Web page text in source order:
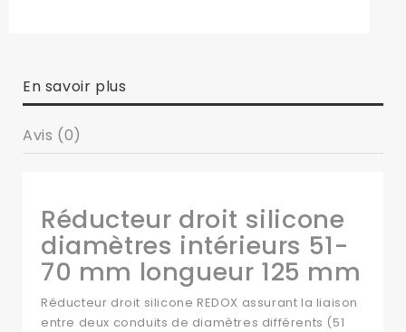
En savoir plus
Avis (0)
Réducteur droit silicone
diamètres intérieurs 51-
70 mm longueur 125 mm
Réducteur droit silicone REDOX assurant la liaison
entre deux conduits de diamètres différents (51